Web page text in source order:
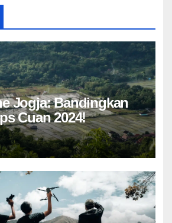
Jogja: Bandingkan
Cuan 2024!